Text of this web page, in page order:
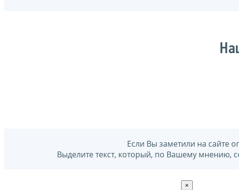
Если Вы заметили на сайте
Выделите текст, который, по Вашему
×